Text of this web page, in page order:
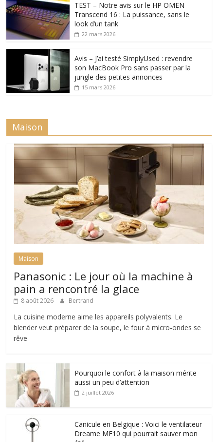
TEST – Notre avis sur le HP OMEN
Transcend 16 : La puissance, sans le
look d’un tank
22 mars 2026
Avis – J’ai testé SimplyUsed : revendre
son MacBook Pro sans passer par la
jungle des petites annonces
15 mars 2026
Maison
Maison
Panasonic : Le jour où la machine à
pain a rencontré la glace
8 août 2026 Bertrand
La cuisine moderne aime les appareils polyvalents. Le
blender veut préparer de la soupe, le four à micro-ondes se
rêve
Pourquoi le confort à la maison mérite
aussi un peu d’attention
2 juillet 2026
Canicule en Belgique : Voici le ventilateur
Dreame MF10 qui pourrait sauver mon